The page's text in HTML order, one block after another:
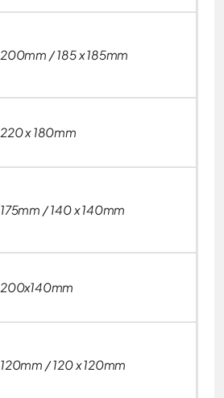
200mm / 185 x 185mm
220 x 180mm
175mm / 140 x 140mm
200x140mm
120mm / 120 x 120mm